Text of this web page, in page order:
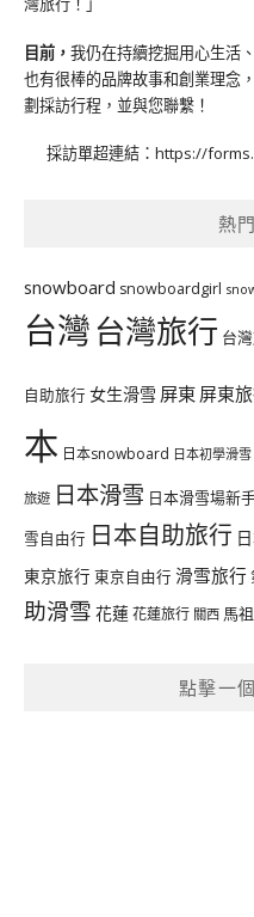
目前， 我仍在持續挖掘用心生活
也有很棒的品牌故事和創業理念
劃採訪行程，並與您聯繫！
採訪單超連結： https://
熱
snowboard snowboardgirl
台灣台灣旅行 台
自助旅行 女生滑雪 屏東 屏東
本 日本snowboard 日本初學滑雪
旅遊 日本滑雪 日本滑雪場新
雪自由行 日本自助旅行
東京旅行 東京自由行 滑雪旅行
助滑雪 花蓮花蓮旅行 關西 馬祖
點擊一